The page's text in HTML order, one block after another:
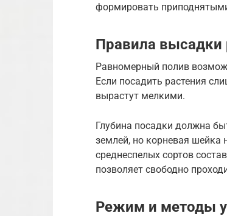
формировать
Правила высадки
Равномерный полив
Если посадить растения
вырастут мелкими.
Глубина посадки должна
землей, но корневая шейка
среднеспелых сортов
позволяет свободно
Режим и методы